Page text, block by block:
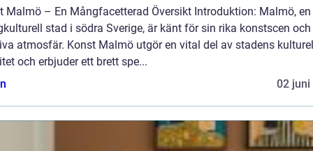
Malmö – En Mångfacetterad Översikt Introduktion: Malmö, en
stad i södra Sverige, är känt för sin rika konstscen och
atmosfär. Konst Malmö utgör en vital del av stadens
och erbjuder ett brett spe...
02 juni